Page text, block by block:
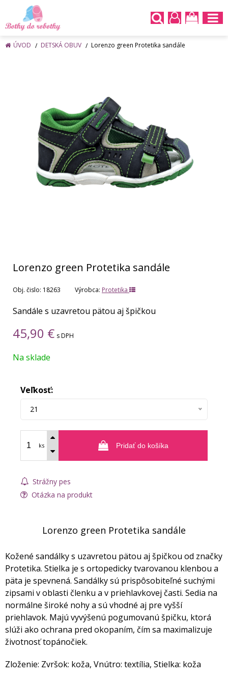
ÚVOD DETSKÁ OBUV Lorenzo green Protetika sandále
Lorenzo green Protetika sandále
Obj. čislo: 18263 Výrobca: Protetika
Sandále s uzavretou pätou aj špičkou
45,90 € s DPH
Na sklade
Veľkosť:
21
ks Pridať do košíka
Strážny pes
Otázka na produkt
Lorenzo green Protetika sandále
Kožené sandálky s uzavretou pätou aj špičkou od značky
Protetika. Stielka je s ortopedicky tvarovanou klenbou a
päta je spevnená. Sandálky sú prispôsobiteľné suchými
zipsami v oblasti členku a v priehlavkovej časti. Sedia na
normálne široké nohy a sú vhodné aj pre vyšší
priehlavok. Majú vyvýšenú pogumovanú špičku, ktorá
slúži ako ochrana pred okopaním, čím sa maximalizuje
životnosť topánočiek.
Zloženie: Zvršok: koža, Vnútro: textília, Stielka: koža